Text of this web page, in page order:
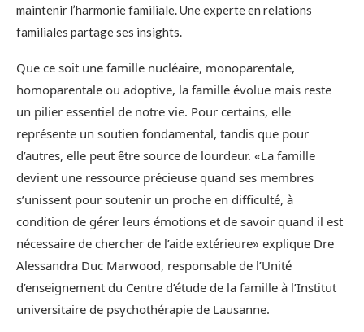
maintenir l’harmonie familiale. Une experte en relations
familiales partage ses insights.
Que ce soit une famille nucléaire, monoparentale,
homoparentale ou adoptive, la famille évolue mais reste
un pilier essentiel de notre vie. Pour certains, elle
représente un soutien fondamental, tandis que pour
d’autres, elle peut être source de lourdeur. «La famille
devient une ressource précieuse quand ses membres
s’unissent pour soutenir un proche en difficulté, à
condition de gérer leurs émotions et de savoir quand il est
nécessaire de chercher de l’aide extérieure» explique Dre
Alessandra Duc Marwood, responsable de l’Unité
d’enseignement du Centre d’étude de la famille à l’Institut
universitaire de psychothérapie de Lausanne.